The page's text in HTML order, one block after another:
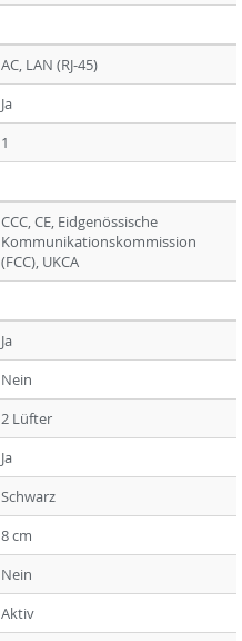
AC, LAN (RJ-45)
Ja
1
CCC, CE, Eidgenössische
Kommunikationskommission
(FCC), UKCA
Ja
Nein
2 Lüfter
Ja
Schwarz
8 cm
Nein
Aktiv